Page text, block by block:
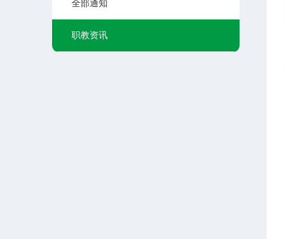
全部通知
职教资讯